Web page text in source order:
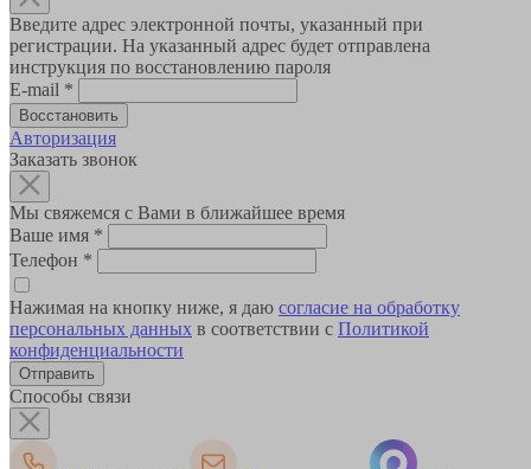
Введите адрес электронной почты, указанный при
регистрации. На указанный адрес будет отправлена
инструкция по восстановлению пароля
E-mail *
Авторизация
Заказать звонок
Мы свяжемся с Вами в ближайшее время
Ваше имя *
Телефон *
Нажимая на кнопку ниже, я даю согласие на обработку
персональных данных в соответствии с Политикой
конфиденциальности
Способы связи